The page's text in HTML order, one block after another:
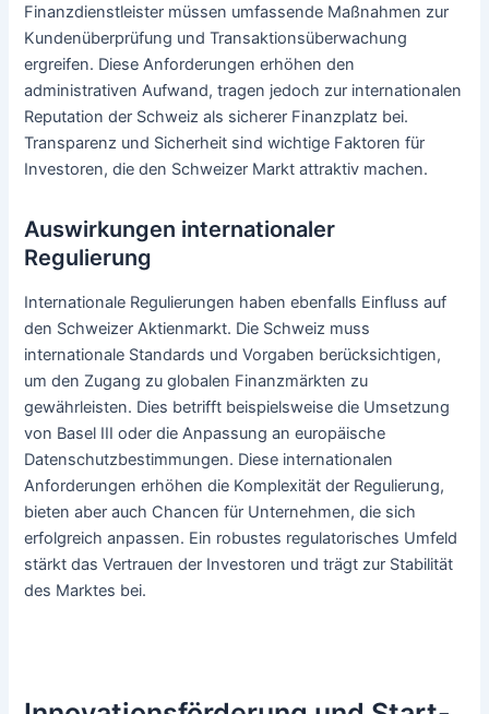
Finanzdienstleister müssen umfassende Maßnahmen zur
Kundenüberprüfung und Transaktionsüberwachung
ergreifen. Diese Anforderungen erhöhen den
administrativen Aufwand, tragen jedoch zur internationalen
Reputation der Schweiz als sicherer Finanzplatz bei.
Transparenz und Sicherheit sind wichtige Faktoren für
Investoren, die den Schweizer Markt attraktiv machen.
Auswirkungen internationaler
Regulierung
Internationale Regulierungen haben ebenfalls Einfluss auf
den Schweizer Aktienmarkt. Die Schweiz muss
internationale Standards und Vorgaben berücksichtigen,
um den Zugang zu globalen Finanzmärkten zu
gewährleisten. Dies betrifft beispielsweise die Umsetzung
von Basel III oder die Anpassung an europäische
Datenschutzbestimmungen. Diese internationalen
Anforderungen erhöhen die Komplexität der Regulierung,
bieten aber auch Chancen für Unternehmen, die sich
erfolgreich anpassen. Ein robustes regulatorisches Umfeld
stärkt das Vertrauen der Investoren und trägt zur Stabilität
des Marktes bei.